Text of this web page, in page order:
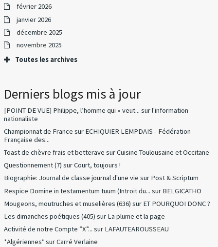
février 2026
janvier 2026
décembre 2025
novembre 2025
Toutes les archives
Derniers blogs mis à jour
[POINT DE VUE] Philippe, l’homme qui « veut... surl'information
nationaliste
Championnat de France sur ECHIQUIER LEMPDAIS - Fédération
Française des...
Toast de chèvre frais et betterave surCuisine Toulousaine et Occitane
Questionnement (7) surCourt, toujours !
Biographie: Journal de classe journal d'une vie sur Post & Scriptum
Respice Domine in testamentum tuum (Introit du... sur BELGICATHO
Mougeons, moutruches et muselières (636) sur ET POURQUOI DONC ?
Les dimanches poétiques (405) sur La plume et la page
Activité de notre Compte ”X”... sur LAFAUTEAROUSSEAU
*Algériennes*surCarré Verlaine